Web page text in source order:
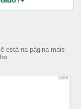
está na página mais
1000